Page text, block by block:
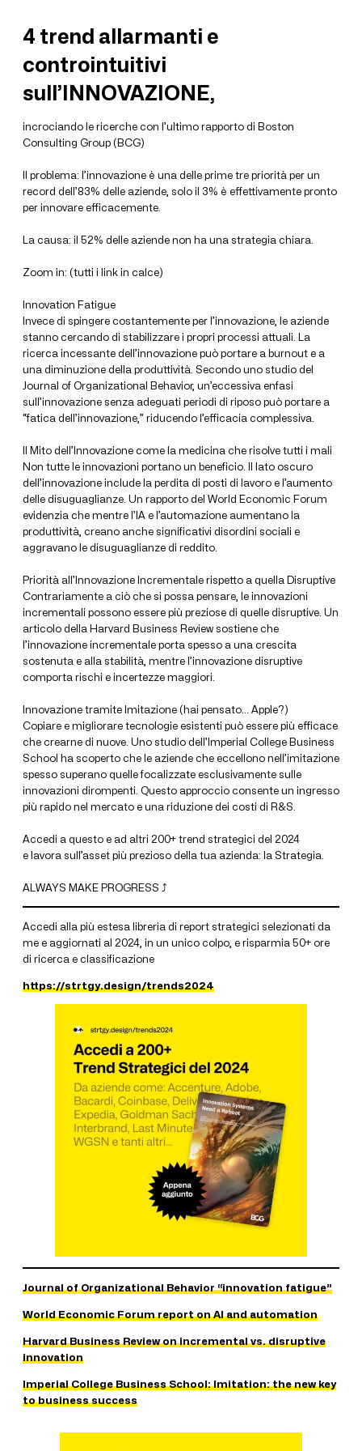
4 trend allarmanti e
controintuitivi
sull’INNOVAZIONE,
incrociando le ricerche con l’ultimo rapporto di Boston
Consulting Group (BCG)
Il problema: l’innovazione è una delle prime tre priorità per un
record dell’83% delle aziende, solo il 3% è effettivamente pronto
per innovare efficacemente.
La causa: il 52% delle aziende non ha una strategia chiara.
Zoom in: (tutti i link in calce)
Innovation Fatigue
Invece di spingere costantemente per l’innovazione, le aziende
stanno cercando di stabilizzare i propri processi attuali. La
ricerca incessante dell’innovazione può portare a burnout e a
una diminuzione della produttività. Secondo uno studio del
Journal of Organizational Behavior, un’eccessiva enfasi
sull’innovazione senza adeguati periodi di riposo può portare a
“fatica dell’innovazione,” riducendo l’efficacia complessiva.
Il Mito dell’Innovazione come la medicina che risolve tutti i mali
Non tutte le innovazioni portano un beneficio. Il lato oscuro
dell’innovazione include la perdita di posti di lavoro e l’aumento
delle disuguaglianze. Un rapporto del World Economic Forum
evidenzia che mentre l’IA e l’automazione aumentano la
produttività, creano anche significativi disordini sociali e
aggravano le disuguaglianze di reddito.
Priorità all’Innovazione Incrementale rispetto a quella Disruptive
Contrariamente a ciò che si possa pensare, le innovazioni
incrementali possono essere più preziose di quelle disruptive. Un
articolo della Harvard Business Review sostiene che
l’innovazione incrementale porta spesso a una crescita
sostenuta e alla stabilità, mentre l’innovazione disruptive
comporta rischi e incertezze maggiori.
Innovazione tramite Imitazione (hai pensato… Apple?)
Copiare e migliorare tecnologie esistenti può essere più efficace
che crearne di nuove. Uno studio dell’Imperial College Business
School ha scoperto che le aziende che eccellono nell’imitazione
spesso superano quelle focalizzate esclusivamente sulle
innovazioni dirompenti. Questo approccio consente un ingresso
più rapido nel mercato e una riduzione dei costi di R&S.
Accedi a questo e ad altri 200+ trend strategici del 2024
e lavora sull’asset più prezioso della tua azienda: la Strategia.
ALWAYS MAKE PROGRESS ⤴
Accedi alla più estesa libreria di report strategici selezionati da
me e aggiornati al 2024, in un unico colpo, e risparmia 50+ ore
di ricerca e classificazione
https://strtgy.design/trends2024
Journal of Organizational Behavior “innovation fatigue”
World Economic Forum report on AI and automation
Harvard Business Review on incremental vs. disruptive
innovation
Imperial College Business School: Imitation: the new key
to business success